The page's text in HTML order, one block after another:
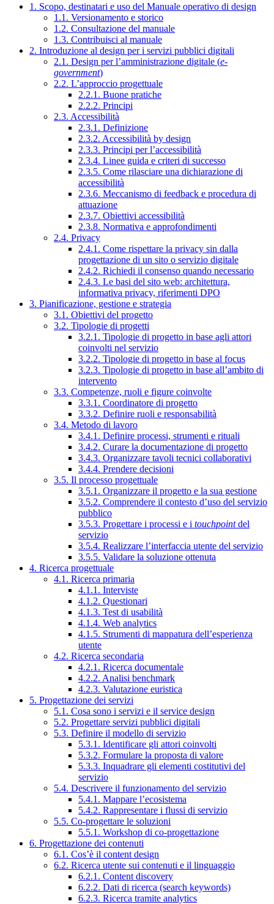
1. Scopo, destinatari e uso del Manuale operativo di design
1.1. Versionamento e storico
1.2. Consultazione del manuale
1.3. Contribuisci al manuale
2. Introduzione al design per i servizi pubblici digitali
2.1. Design per l’amministrazione digitale (e-
government)
2.2. L’approccio progettuale
2.2.1. Buone pratiche
2.2.2. Principi
2.3. Accessibilità
2.3.1. Definizione
2.3.2. Accessibilità by design
2.3.3. Principi per l’accessibilità
2.3.4. Linee guida e criteri di successo
2.3.5. Come rilasciare una dichiarazione di
accessibilità
2.3.6. Meccanismo di feedback e procedura di
attuazione
2.3.7. Obiettivi accessibilità
2.3.8. Normativa e approfondimenti
2.4. Privacy
2.4.1. Come rispettare la privacy sin dalla
progettazione di un sito o servizio digitale
2.4.2. Richiedi il consenso quando necessario
2.4.3. Le basi del sito web: architettura,
informativa privacy, riferimenti DPO
3. Pianificazione, gestione e strategia
3.1. Obiettivi del progetto
3.2. Tipologie di progetti
3.2.1. Tipologie di progetto in base agli attori
coinvolti nel servizio
3.2.2. Tipologie di progetto in base al focus
3.2.3. Tipologie di progetto in base all’ambito di
intervento
3.3. Competenze, ruoli e figure coinvolte
3.3.1. Coordinatore di progetto
3.3.2. Definire ruoli e responsabilità
3.4. Metodo di lavoro
3.4.1. Definire processi, strumenti e rituali
3.4.2. Curare la documentazione di progetto
3.4.3. Organizzare tavoli tecnici collaborativi
3.4.4. Prendere decisioni
3.5. Il processo progettuale
3.5.1. Organizzare il progetto e la sua gestione
3.5.2. Comprendere il contesto d’uso del servizio
pubblico
3.5.3. Progettare i processi e i touchpointdel
servizio
3.5.4. Realizzare l’interfaccia utente del servizio
3.5.5. Validare la soluzione ottenuta
4. Ricerca progettuale
4.1. Ricerca primaria
4.1.1. Interviste
4.1.2. Questionari
4.1.3. Test di usabilità
4.1.4. Web analytics
4.1.5. Strumenti di mappatura dell’esperienza
utente
4.2. Ricerca secondaria
4.2.1. Ricerca documentale
4.2.2. Analisi benchmark
4.2.3. Valutazione euristica
5. Progettazione dei servizi
5.1. Cosa sono i servizi e il service design
5.2. Progettare servizi pubblici digitali
5.3. Definire il modello di servizio
5.3.1. Identificare gli attori coinvolti
5.3.2. Formulare la proposta di valore
5.3.3. Inquadrare gli elementi costitutivi del
servizio
5.4. Descrivere il funzionamento del servizio
5.4.1. Mappare l’ecosistema
5.4.2. Rappresentare i flussi di servizio
5.5. Co-progettare le soluzioni
5.5.1. Workshop di co-progettazione
6. Progettazione dei contenuti
6.1. Cos’è il content design
6.2. Ricerca utente sui contenuti e il linguaggio
6.2.1. Content discovery
6.2.2. Dati di ricerca (search keywords)
6.2.3. Ricerca tramite analytics